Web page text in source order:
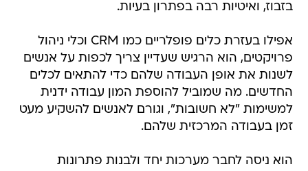
בזבוז, ואיטיות רבה בפתרון בעיות.
אפילו בעזרת כלים פופלריים כמו CRM וכלי ניהול
פרויקטים, הוא הרגיש שעדיין צריך לכפות על אנשים
לשנות את אופן העבודה שלהם כדי להתאים לכלים
החדשים. מה שמוביל להוספת המון עבודה ידנית
למשימות "לא חשובות", וגורם לאנשים להשקיע מעט
זמן בעבודה המרכזית שלהם.
הוא ניסה לחבר מערכות יחד ולבנות פתרונות